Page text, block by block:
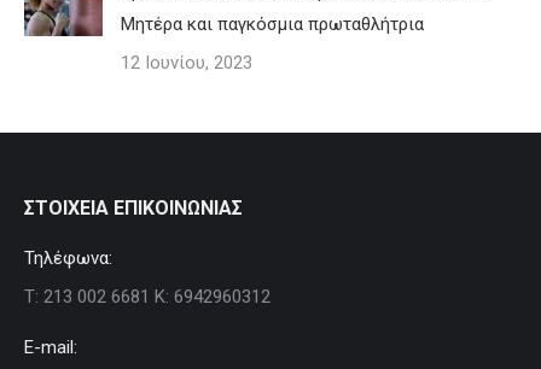
Μητέρα και παγκόσμια πρωταθλήτρια
12 Ιουνίου, 2023
ΣΤΟΙΧΕΙΑ ΕΠΙΚΟΙΝΩΝΙΑΣ
Τηλέφωνα:
Τ: 213 002 6681 Κ: 6942960312
E-mail: